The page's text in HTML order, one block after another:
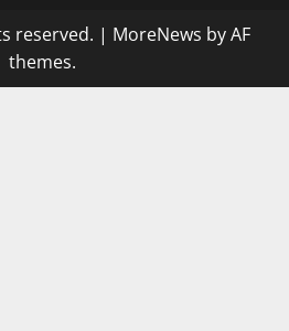
reserved. | MoreNews by AF
themes.